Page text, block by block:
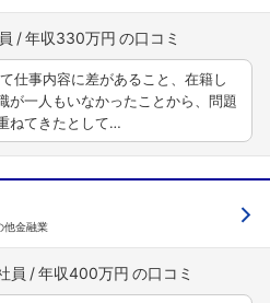
年収330万円
仕事内容に差があること、在籍し
が一人もいなかったことから、問題
ねてきたとして…
他金融業
員 年収400万円